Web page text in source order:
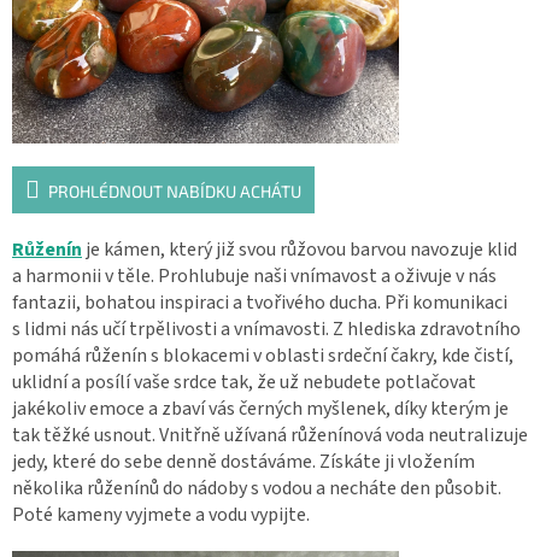
PROHLÉDNOUT NABÍDKU ACHÁTU
Růženínje kámen, který již svou růžovou barvou navozuje klid
a harmonii v těle. Prohlubuje naši vnímavost a oživuje v nás
fantazii, bohatou inspiraci a tvořivého ducha. Při komunikaci
s lidmi nás učí trpělivosti a vnímavosti. Z hlediska zdravotního
pomáhá růženín s blokacemi v oblasti srdeční čakry, kde čistí,
uklidní a posílí vaše srdce tak, že už nebudete potlačovat
jakékoliv emoce a zbaví vás černých myšlenek, díky kterým je
tak těžké usnout. Vnitřně užívaná růženínová voda neutralizuje
jedy, které do sebe denně dostáváme. Získáte ji vložením
několika růženínů do nádoby s vodou a necháte den působit.
Poté kameny vyjmete a vodu vypijte.